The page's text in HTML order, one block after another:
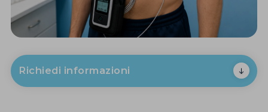
Richiedi informazioni